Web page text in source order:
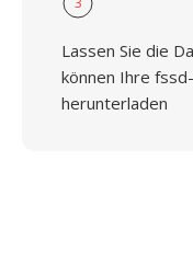
Lassen Sie die
können Ihre
herunterladen